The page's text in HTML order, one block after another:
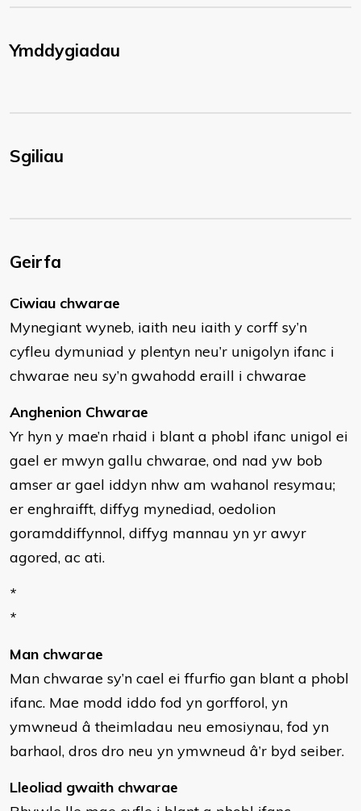
Ymddygiadau
Sgiliau
Geirfa
Ciwiau chwarae
Mynegiant wyneb, iaith neu iaith y corff sy’n
cyfleu dymuniad y plentyn neu’r unigolyn ifanc i
chwarae neu sy’n gwahodd eraill i chwarae
Anghenion Chwarae
Yr hyn y mae’n rhaid i blant a phobl ifanc unigol ei
gael er mwyn gallu chwarae, ond nad yw bob
amser ar gael iddyn nhw am wahanol resymau;
er enghraifft, diffyg mynediad, oedolion
goramddiffynnol, diffyg mannau yn yr awyr
agored, ac ati.
*
*
Man chwarae
Man chwarae sy’n cael ei ffurfio gan blant a phobl
ifanc. Mae modd iddo fod yn gorfforol, yn
ymwneud â theimladau neu emosiynau, fod yn
barhaol, dros dro neu yn ymwneud â’r byd seiber.
Lleoliad gwaith chwarae